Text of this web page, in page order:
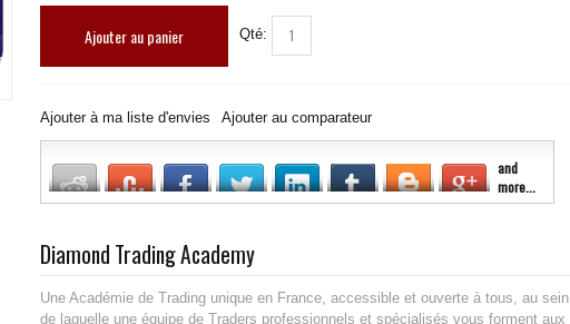
Ajouter au panier Qté:
Ajouter à ma liste d'envies Ajouter au comparateur
and
more...
Diamond Trading Academy
Une Académie de Trading unique en France, accessible et ouverte à tous, au sein
de laquelle une équipe de Traders professionnels et spécialisés vous forment aux